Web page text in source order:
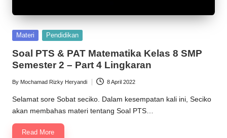
Posted
Materi Pendidikan
Soal PTS & PAT Matematika Kelas 8 SMP
Semester 2 – Part 4 Lingkaran
Posted
by
By Mochamad Rizky Heryandi 8 April 2022
Selamat sore Sobat seciko. Dalam kesempatan kali ini, Seciko
akan membahas materi tentang Soal PTS…
Read More